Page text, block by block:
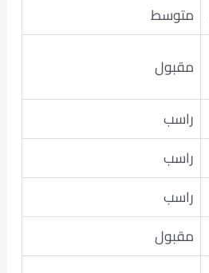
متوسط
مقبول
راسب
راسب
راسب
مقبول